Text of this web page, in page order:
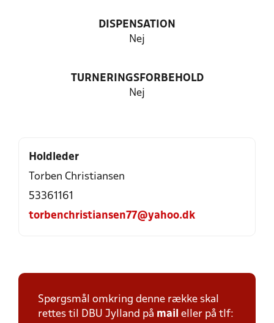
DISPENSATION
Nej
TURNERINGSFORBEHOLD
Nej
Holdleder
Torben Christiansen
53361161
torbenchristiansen77@yahoo.dk
Spørgsmål omkring denne række skal
rettes til DBU Jylland på mail eller på tlf: